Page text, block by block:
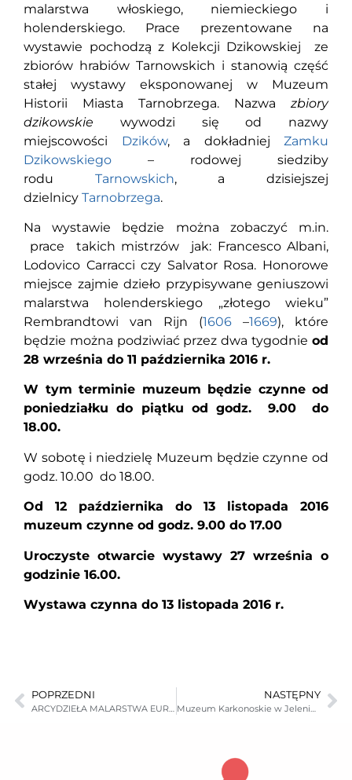
malarstwa włoskiego, niemieckiego i
holenderskiego. Prace prezentowane na
wystawie pochodzą z Kolekcji Dzikowskiej ze
zbiorów hrabiów Tarnowskich i stanowią część
stałej wystawy eksponowanej w Muzeum
Historii Miasta Tarnobrzega. Nazwa zbiory
dzikowskie wywodzi się od nazwy
miejscowości Dzików, a dokładniej Zamku
Dzikowskiego – rodowej siedziby
rodu Tarnowskich, a dzisiejszej
dzielnicy Tarnobrzega.
Na wystawie będzie można zobaczyć m.in.
prace takich mistrzów jak: Francesco Albani,
Lodovico Carracci czy Salvator Rosa. Honorowe
miejsce zajmie dzieło przypisywane geniuszowi
malarstwa holenderskiego „złotego wieku”
Rembrandtowi van Rijn (1606 –1669), które
będzie można podziwiać przez dwa tygodnie od
28 września do 11 października 2016 r.
W tym terminie muzeum będzie czynne od
poniedziałku do piątku od godz. 9.00 do
18.00.
W sobotę i niedzielę Muzeum będzie czynne od
godz. 10.00 do 18.00.
Od 12 października do 13 listopada 2016
muzeum czynne od godz. 9.00 do 17.00
Uroczyste otwarcie wystawy 27 września o
godzinie 16.00.
Wystawa czynna do 13 listopada 2016 r.
POPRZEDNI
ARCYDZIEŁA MALARSTWA EUROPEJSKIEGO z kolekcji Dzikowskiej Rodziny Tarnowskich
NASTĘPNY
Muzeum Karkonoskie w Jeleniej Górze w dniu 1 listopada 2016 jest nieczynne.